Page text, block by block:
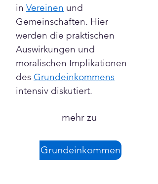
in Vereinen und
Gemeinschaften. Hier
werden die praktischen
Auswirkungen und
moralischen Implikationen
des Grundeinkommens
intensiv diskutiert.
mehr zu
Grundeinkommen